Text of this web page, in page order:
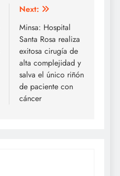
Next:
Minsa: Hospital
Santa Rosa realiza
exitosa cirugía de
alta complejidad y
salva el único riñón
de paciente con
cáncer